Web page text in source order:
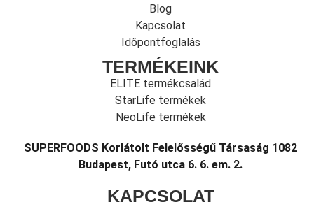
Blog
Kapcsolat
Időpontfoglalás
TERMÉKEINK
ELITE termékcsalád
StarLife termékek
NeoLife termékek
SUPERFOODS Korlátolt Felelősségű Társaság 1082
Budapest, Futó utca 6. 6. em. 2.
KAPCSOLAT